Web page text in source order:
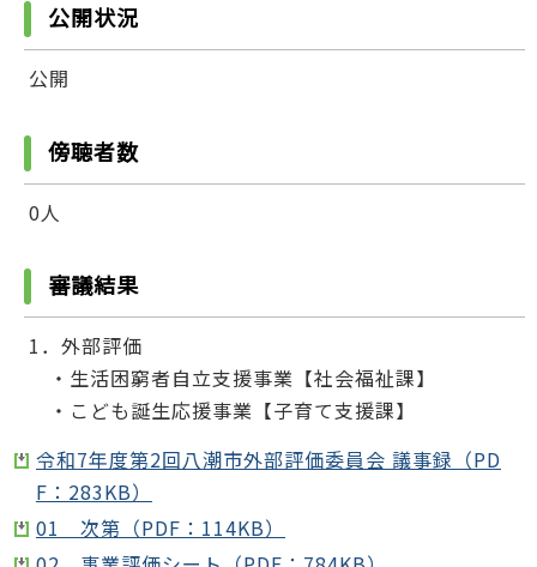
公開状況
公開
傍聴者数
0人
審議結果
1．外部評価
・生活困窮者自立支援事業【社会福祉課】
・こども誕生応援事業【子育て支援課】
令和7年度第2回八潮市外部評価委員会 議事録（PD
F：283KB）
01 次第（PDF：114KB）